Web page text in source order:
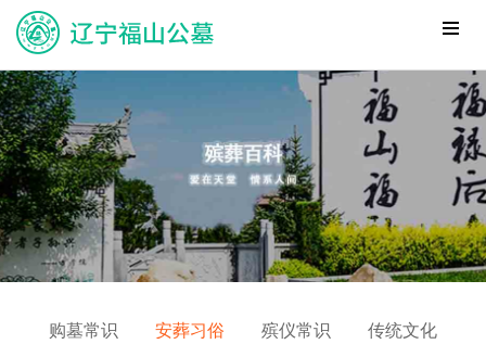
购墓常识 安葬习俗 殡仪常识 传统文化